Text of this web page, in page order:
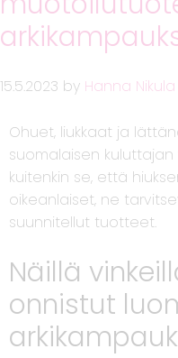
15.5.2023 by Hanna Nikula
Ohuet, liukkaat ja
suomalaisen kuluttajan
kuitenkin se, että
oikeanlaiset, ne
suunnitellut tuotteet.
Näillä
onnistut